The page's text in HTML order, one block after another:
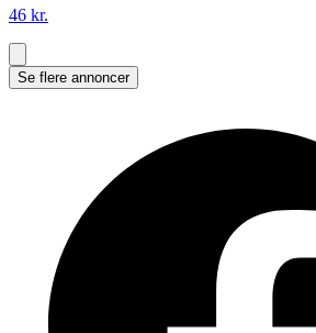
46 kr.
Se flere annoncer